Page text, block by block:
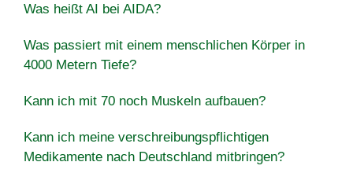
Was heißt AI bei AIDA?
Was passiert mit einem menschlichen Körper in
4000 Metern Tiefe?
Kann ich mit 70 noch Muskeln aufbauen?
Kann ich meine verschreibungspflichtigen
Medikamente nach Deutschland mitbringen?